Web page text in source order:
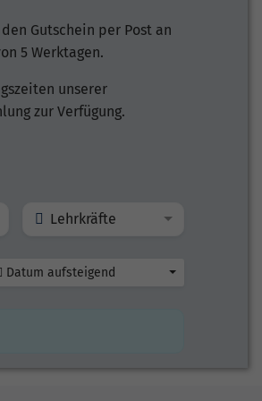
Gutschein per Post an
5 Werktagen.
unserer
zur Verfügung.
Lehrkräfte
Datum aufsteigend